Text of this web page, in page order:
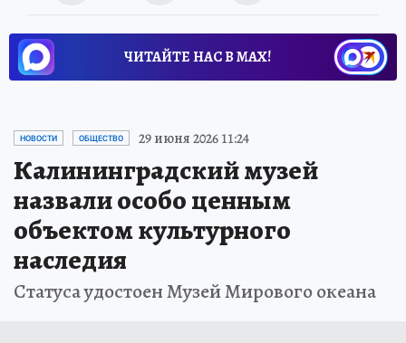
ЧИТАЙТЕ НАС В МАХ!
НОВОСТИ ОБЩЕСТВО 29 июня 2026 11:24
Калининградский музей
назвали особо ценным
объектом культурного
наследия
Статуса удостоен Музей Мирового океана